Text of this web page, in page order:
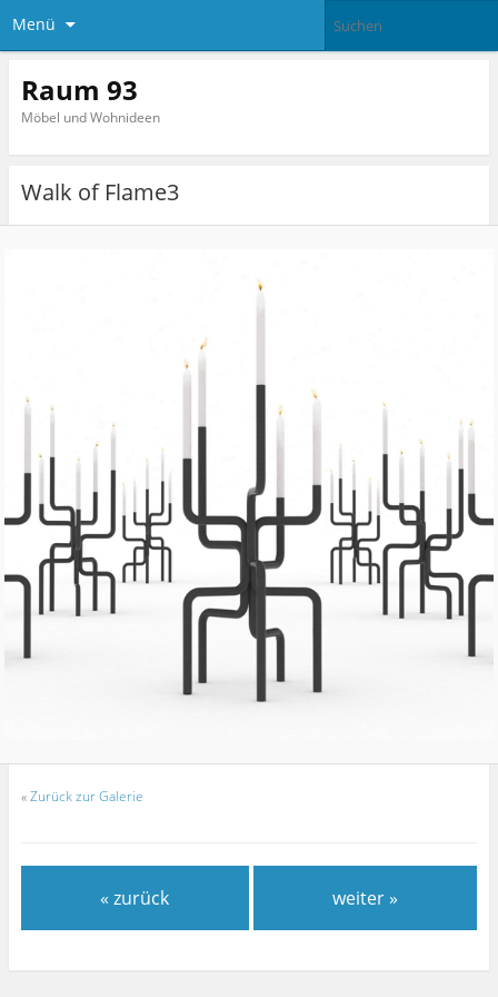
Menü
Raum 93
Möbel und Wohnideen
Walk of Flame3
«Zurück zur Galerie
« zurück weiter »